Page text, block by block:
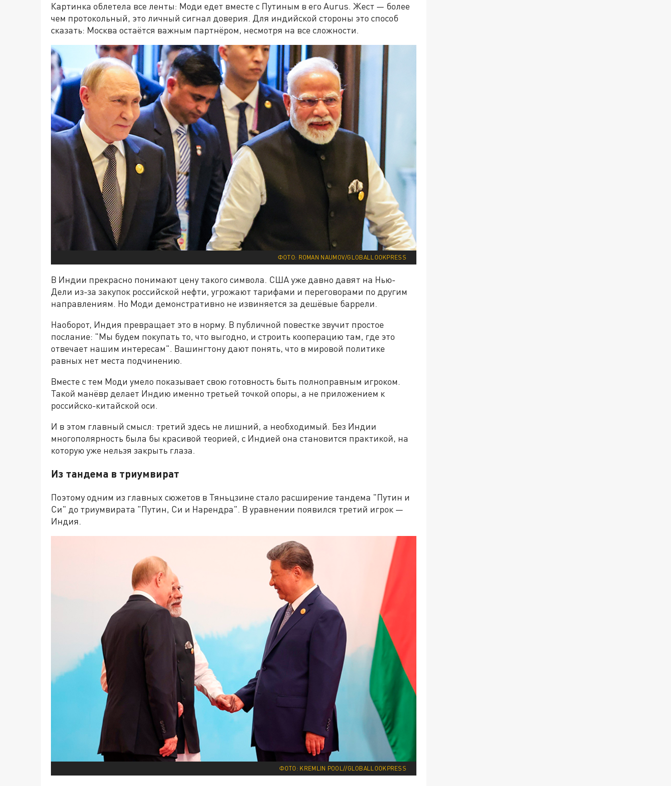
Картинка облетела все ленты: Моди едет вместе с Путиным в его Aurus. Жест — более
чем протокольный, это личный сигнал доверия. Для индийской стороны это способ
сказать: Москва остаётся важным партнёром, несмотря на все сложности.
ФОТО: ROMAN NAUMOV/GLOBALLOOKPRESS
В Индии прекрасно понимают цену такого символа. США уже давно давят на Нью-
Дели из-за закупок российской нефти, угрожают тарифами и переговорами по другим
направлениям. Но Моди демонстративно не извиняется за дешёвые баррели.
Наоборот, Индия превращает это в норму. В публичной повестке звучит простое
послание: "Мы будем покупать то, что выгодно, и строить кооперацию там, где это
отвечает нашим интересам". Вашингтону дают понять, что в мировой политике
равных нет места подчинению.
Вместе с тем Моди умело показывает свою готовность быть полноправным игроком.
Такой манёвр делает Индию именно третьей точкой опоры, а не приложением к
российско-китайской оси.
И в этом главный смысл: третий здесь не лишний, а необходимый. Без Индии
многополярность была бы красивой теорией, с Индией она становится практикой, на
которую уже нельзя закрыть глаза.
Из тандема в триумвират
Поэтому одним из главных сюжетов в Тяньцзине стало расширение тандема "Путин и
Си" до триумвирата "Путин, Си и Нарендра". В уравнении появился третий игрок —
Индия.
ФОТО: KREMLIN POOL//GLOBALLOOKPRESS